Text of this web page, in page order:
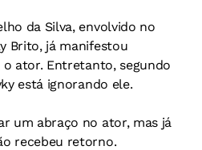
da Silva, envolvido no
Brito, já manifestou
ator. Entretanto, segundo
está ignorando ele.
um abraço no ator, mas já
recebeu retorno.